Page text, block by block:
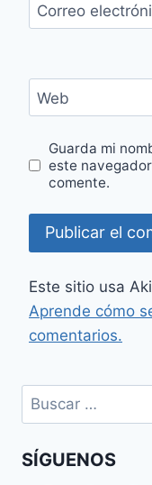
Correo
Web
Guarda mi
este
comente.
Este sitio usa
Aprende cómo
comentarios.
Buscar:
SÍGUENOS